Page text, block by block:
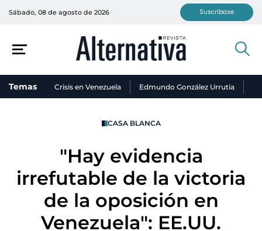
Sábado, 08 de agosto de 2026 Suscríbase
Temas Crisis en Venezuela Edmundo González Urrutia
CASA BLANCA
"Hay evidencia
irrefutable de la victoria
de la oposición en
Venezuela": EE.UU.